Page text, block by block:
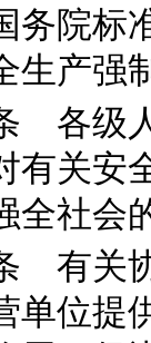
务院标
生产强
各级
有关安
全社会
有关
单位提